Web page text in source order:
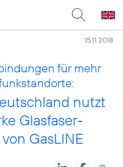
15.11.2018
für mehr
nutzt
Glasfaser-
GasLINE